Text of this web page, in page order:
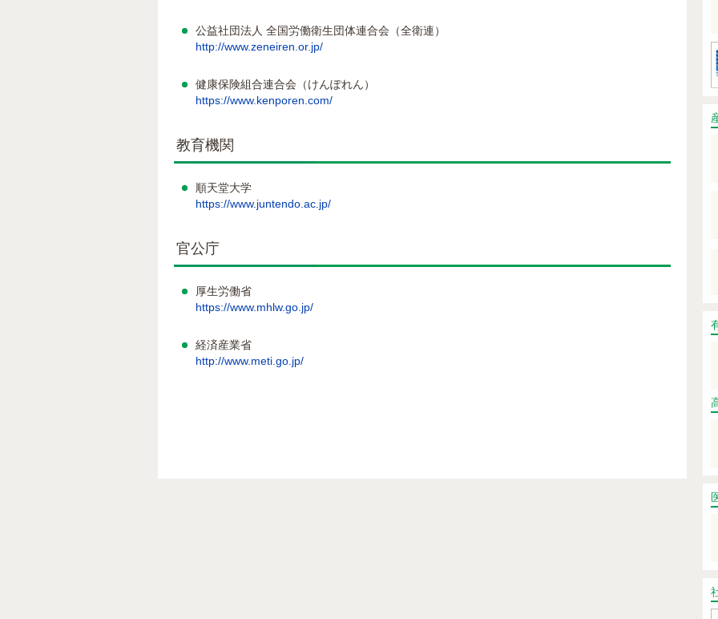
公益社団法人 全国労働衛生団体連合会（全衛連）
http://www.zeneiren.or.jp/
健康保険組合連合会（けんぽれん）
https://www.kenporen.com/
教育機関
順天堂大学
https://www.juntendo.ac.jp/
官公庁
厚生労働省
https://www.mhlw.go.jp/
経済産業省
http://www.meti.go.jp/